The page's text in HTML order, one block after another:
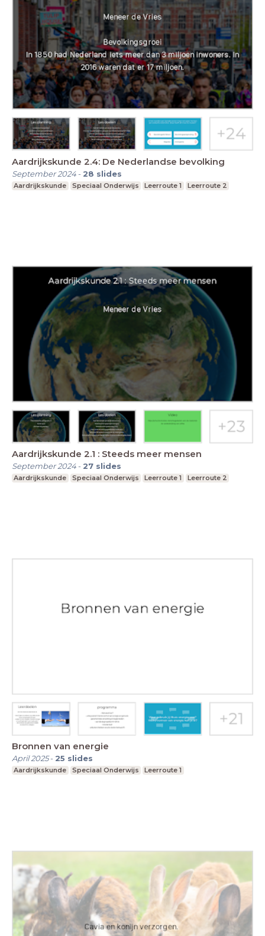
Aardrijkskunde 2.4: De Nederlandse bevolking
September 2024- 28 slides
Aardrijkskunde Speciaal Onderwijs Leerroute 1 Leerroute 2
Aardrijkskunde 2.1 : Steeds meer mensen
September 2024- 27 slides
Aardrijkskunde Speciaal Onderwijs Leerroute 1 Leerroute 2
Bronnen van energie
April 2025- 25 slides
Aardrijkskunde Speciaal Onderwijs Leerroute 1